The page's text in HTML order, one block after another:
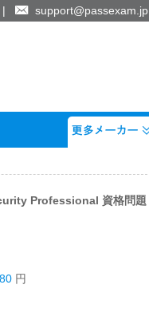
Professional 資格問題
円
| support@passexam.jp